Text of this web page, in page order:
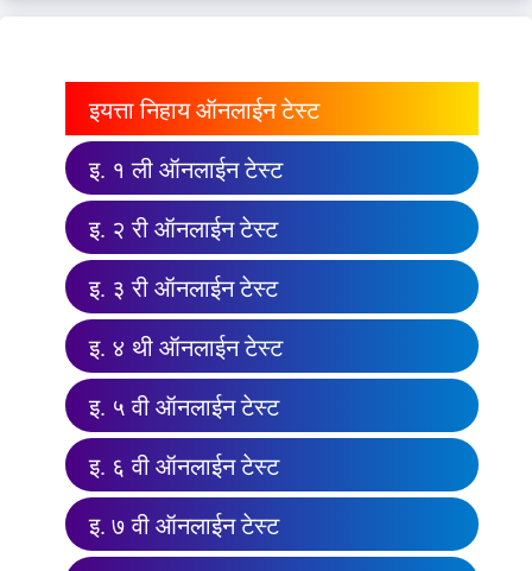
इयत्ता निहाय ऑनलाईन टेस्ट
इ. १ ली ऑनलाईन टेस्ट
इ. २ री ऑनलाईन टेस्ट
इ. ३ री ऑनलाईन टेस्ट
इ. ४ थी ऑनलाईन टेस्ट
इ. ५ वी ऑनलाईन टेस्ट
इ. ६ वी ऑनलाईन टेस्ट
इ. ७ वी ऑनलाईन टेस्ट